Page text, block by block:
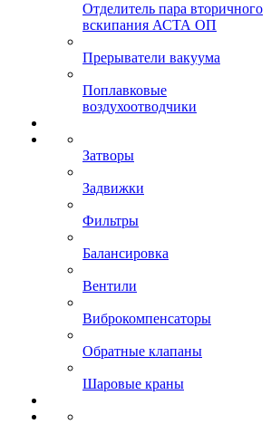
Отделитель пара вторичного
вскипания АСТА ОП
Прерыватели вакуума
Поплавковые
воздухоотводчики
Затворы
Задвижки
Фильтры
Балансировка
Вентили
Виброкомпенсаторы
Обратные клапаны
Шаровые краны